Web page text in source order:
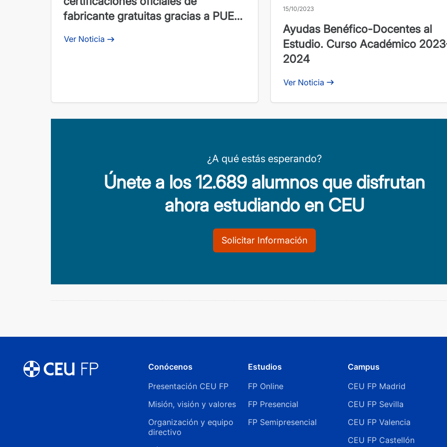
fabricante gratuitas gracias a PUE
Ver Noticia
15/10/2023
Ayudas Benéfico-Docentes al
Estudio. Curso Académico
2024
Ver Noticia
¿A qué estás esperando?
Únete a los 12.689 alumnos que disfrutan
ahora estudiando en CEU
Solicitar Información
Conócenos
Presentación CEU FP
Misión, visión y valores
Organización y equipo
directivo
Estudios
FP Online
FP Presencial
FP Semipresencial
Campus
CEU FP Madrid
CEU FP Sevilla
CEU FP Valencia
CEU FP Castellón